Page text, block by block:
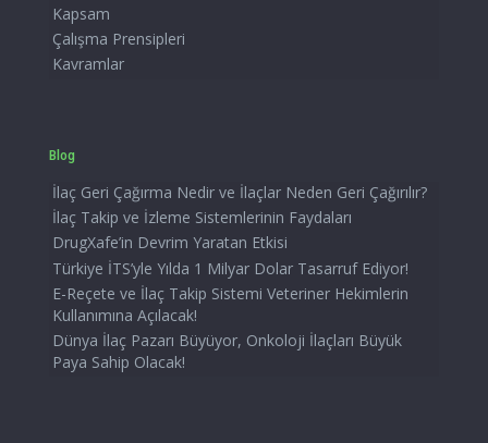
Kapsam
Çalışma Prensipleri
Kavramlar
Blog
İlaç Geri Çağırma Nedir ve İlaçlar Neden Geri Çağırılır?
İlaç Takip ve İzleme Sistemlerinin Faydaları
DrugXafe’in Devrim Yaratan Etkisi
Türkiye İTS’yle Yılda 1 Milyar Dolar Tasarruf Ediyor!
E-Reçete ve İlaç Takip Sistemi Veteriner Hekimlerin
Kullanımına Açılacak!
Dünya İlaç Pazarı Büyüyor, Onkoloji İlaçları Büyük
Paya Sahip Olacak!